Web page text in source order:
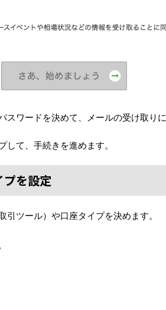
スワードを決めて、メールの受け取りに
して、手続きを進めます。
プを設定
ツール）や口座タイプを決めます。